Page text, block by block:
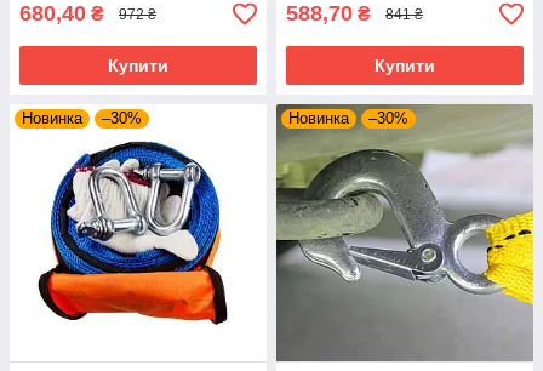
680,40 ₴ 972 ₴
Купити
588,70 ₴ 841 ₴
Купити
Новинка –30% Новинка –30%